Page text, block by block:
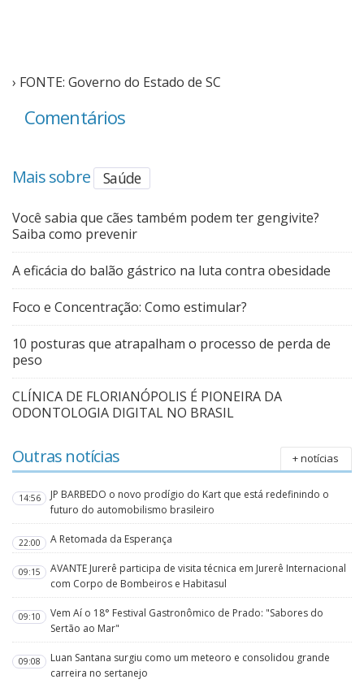
› FONTE: Governo do Estado de SC
Comentários
Mais sobre Saúde
Você sabia que cães também podem ter gengivite?
Saiba como prevenir
A eficácia do balão gástrico na luta contra obesidade
Foco e Concentração: Como estimular?
10 posturas que atrapalham o processo de perda de
peso
CLÍNICA DE FLORIANÓPOLIS É PIONEIRA DA
ODONTOLOGIA DIGITAL NO BRASIL
Outras notícias + notícias
14:56
JP BARBEDO o novo prodígio do Kart que está redefinindo o
futuro do automobilismo brasileiro
22:00 A Retomada da Esperança
09:15
AVANTE Jurerê participa de visita técnica em Jurerê Internacional
com Corpo de Bombeiros e Habitasul
09:10
Vem Aí o 18° Festival Gastronômico de Prado: "Sabores do
Sertão ao Mar"
09:08
Luan Santana surgiu como um meteoro e consolidou grande
carreira no sertanejo